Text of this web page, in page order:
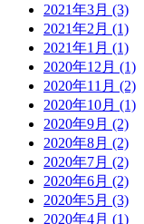
2021年3月 (3)
2021年2月 (1)
2021年1月 (1)
2020年12月 (1)
2020年11月 (2)
2020年10月 (1)
2020年9月 (2)
2020年8月 (2)
2020年7月 (2)
2020年6月 (2)
2020年5月 (3)
2020年4月 (1)